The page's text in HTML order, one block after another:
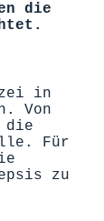
die
in
Von
die
Für
zu